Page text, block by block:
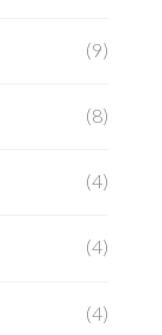
(9)
(8)
(4)
(4)
(4)